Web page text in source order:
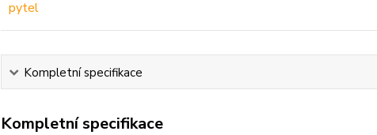
Kompletní specifikace
Kompletní specifikace